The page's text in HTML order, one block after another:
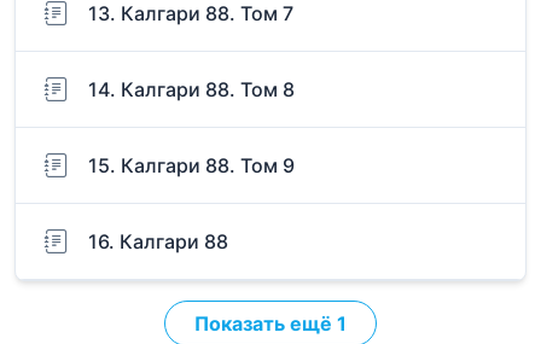
13. Калгари 88. Том 7
14. Калгари 88. Том 8
15. Калгари 88. Том 9
16. Калгари 88
Показать ещё 1